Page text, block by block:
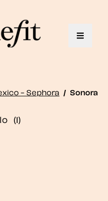
Toggle
- Sephora / Sonora